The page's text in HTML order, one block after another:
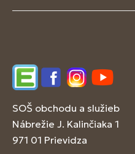
EdupageFacebookInstagram
YouTube
SOŠ obchodu a služieb
Nábrežie J. Kalinčiaka 1
971 01 Prievidza